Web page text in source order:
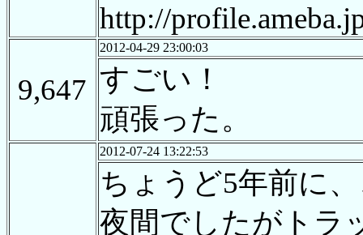
http://
9,647
2012-04-29 23:00:03
すごい！
頑張った。
2012-07-24 13:22:53
ちょうど5年前に
夜間でしたがトラ